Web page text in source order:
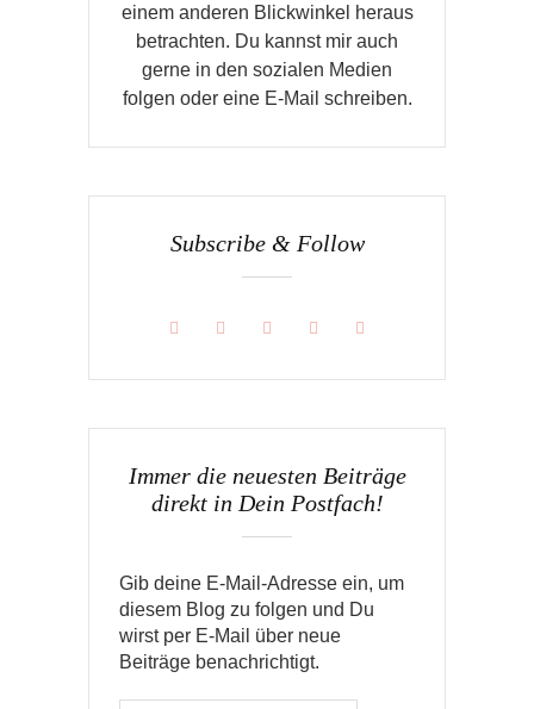
einem anderen Blickwinkel heraus
betrachten. Du kannst mir auch
gerne in den sozialen Medien
folgen oder eine E-Mail schreiben.
Subscribe & Follow
Immer die neuesten Beiträge
direkt in Dein Postfach!
Gib deine E-Mail-Adresse ein, um
diesem Blog zu folgen und Du
wirst per E-Mail über neue
Beiträge benachrichtigt.